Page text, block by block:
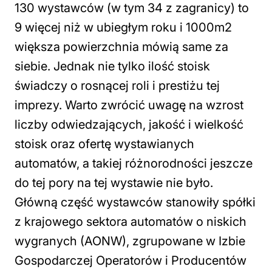
130 wystawców (w tym 34 z zagranicy) to
9 więcej niż w ubiegłym roku i 1000m2
większa powierzchnia mówią same za
siebie. Jednak nie tylko ilość stoisk
świadczy o rosnącej roli i prestiżu tej
imprezy. Warto zwrócić uwagę na wzrost
liczby odwiedzających, jakość i wielkość
stoisk oraz ofertę wystawianych
automatów, a takiej różnorodności jeszcze
do tej pory na tej wystawie nie było.
Główną część wystawców stanowiły spółki
z krajowego sektora automatów o niskich
wygranych (AONW), zgrupowane w Izbie
Gospodarczej Operatorów i Producentów